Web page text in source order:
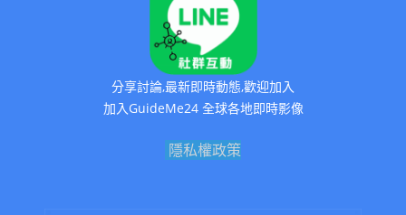
分享討論,最新即時動態,歡迎加入
加入GuideMe24 全球各地即時影像
隱私權政策